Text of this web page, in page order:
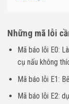
Những mã lỗi
Mã báo lỗi E0:
cụ nấu không
Mã báo lỗi E1:
Mã báo lỗi E2: